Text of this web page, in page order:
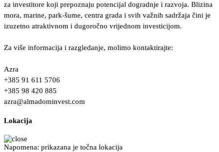
za investitore koji prepoznaju potencijal dogradnje i razvoja. Blizina
mora, marine, park-šume, centra grada i svih važnih sadržaja čini je
izuzetno atraktivnom i dugoročno vrijednom investicijom.
Za više informacija i razgledanje, molimo kontaktirajte:
Azra
+385 91 611 5706
+385 98 420 885
azra@almadominvest.com
Lokacija
Napomena: prikazana je točna lokacija